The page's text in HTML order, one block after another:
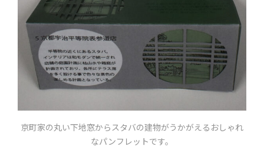
京町家の丸い下地窓からスタバの建物がうかがえるおしゃれ
なパンフレットです。